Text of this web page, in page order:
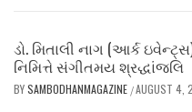
ડો. મિતાલી નાગ (આર્ક
નિમિત્તે સંગીતમય શ્રદ્ધાંજલિ
BYSAMBODHANMAGAZINE /AUGUST 4,